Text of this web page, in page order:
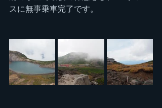
スに無事乗車完了です。